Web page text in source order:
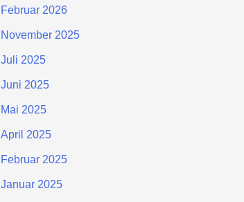
Februar 2026
November 2025
Juli 2025
Juni 2025
Mai 2025
April 2025
Februar 2025
Januar 2025